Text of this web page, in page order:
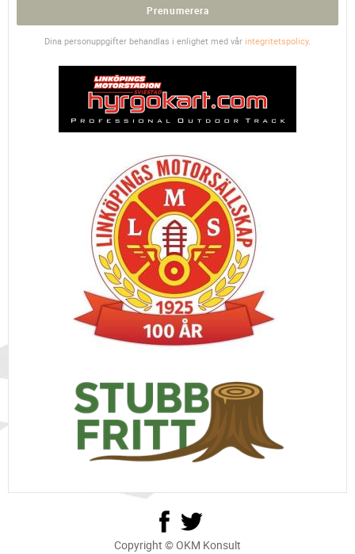
Prenumerera
Dina personuppgifter behandlas i enlighet med vår integritetspolicy.
Copyright © OKM Konsult